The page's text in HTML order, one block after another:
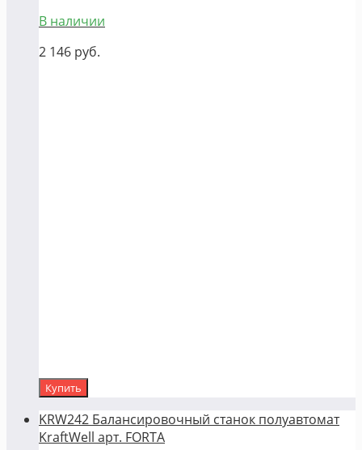
В наличии
2 146 руб.
Купить
KRW242 Балансировочный станок полуавтомат
KraftWell арт. FORTA